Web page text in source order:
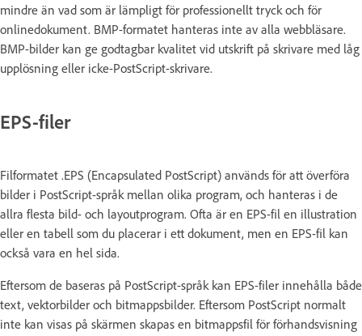
mindre än vad som är lämpligt för professionellt tryck och för
onlinedokument. BMP-formatet hanteras inte av alla webbläsare.
BMP-bilder kan ge godtagbar kvalitet vid utskrift på skrivare med låg
upplösning eller icke-PostScript-skrivare.
EPS-filer
Filformatet .EPS (Encapsulated PostScript) används för att överföra
bilder i PostScript-språk mellan olika program, och hanteras i de
allra flesta bild- och layoutprogram. Ofta är en EPS-fil en illustration
eller en tabell som du placerar i ett dokument, men en EPS-fil kan
också vara en hel sida.
Eftersom de baseras på PostScript-språk kan EPS-filer innehålla både
text, vektorbilder och bitmappsbilder. Eftersom PostScript normalt
inte kan visas på skärmen skapas en bitmappsfil för förhandsvisning